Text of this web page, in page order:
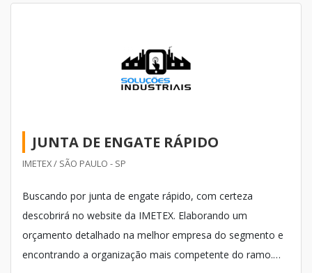
JUNTA DE ENGATE RÁPIDO
IMETEX / SÃO PAULO - SP
Buscando por junta de engate rápido, com certeza
descobrirá no website da IMETEX. Elaborando um
orçamento detalhado na melhor empresa do segmento e
encontrando a organização mais competente do ramo.